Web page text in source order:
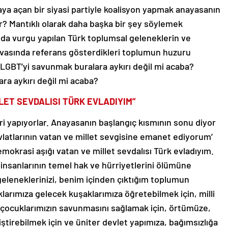
açan bir siyasi partiyle koalisyon yapmak anayasanın
Mantıklı olarak daha başka bir şey söylemek
vurgu yapılan Türk toplumsal geleneklerin ve
referans gösterdikleri toplumun huzuru
savunmak buralara aykırı değil mi acaba?
aykırı değil mi acaba?
SEVDALISI TÜRK EVLADIYIM”
Anayasanın başlangıç kısmının sonu diyor
vatan ve millet sevgisine emanet ediyorum’
aşığı vatan ve millet sevdalısı Türk evladıyım.
temel hak ve hürriyetlerini ölümüne
benim içinden çıktığım toplumun
gelecek kuşaklarımıza öğretebilmek için, milli
savunmasını sağlamak için, örtümüze,
için ve üniter devlet yapımıza, bağımsızlığa